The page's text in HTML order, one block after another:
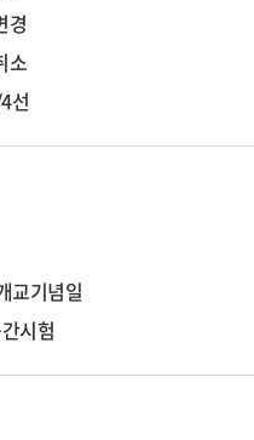
경
소
선
교기념일
시험